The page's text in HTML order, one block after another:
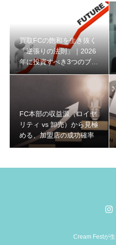
買取FCの飽和を生き抜く
「逆張りの法則」｜2026
年に投資すべき3つのブル
ーオーシャンと収益構造
FC本部の収益源（ロイヤ
リティ vs 卸売）から見極
める、加盟店の成功確率
Cream Festが